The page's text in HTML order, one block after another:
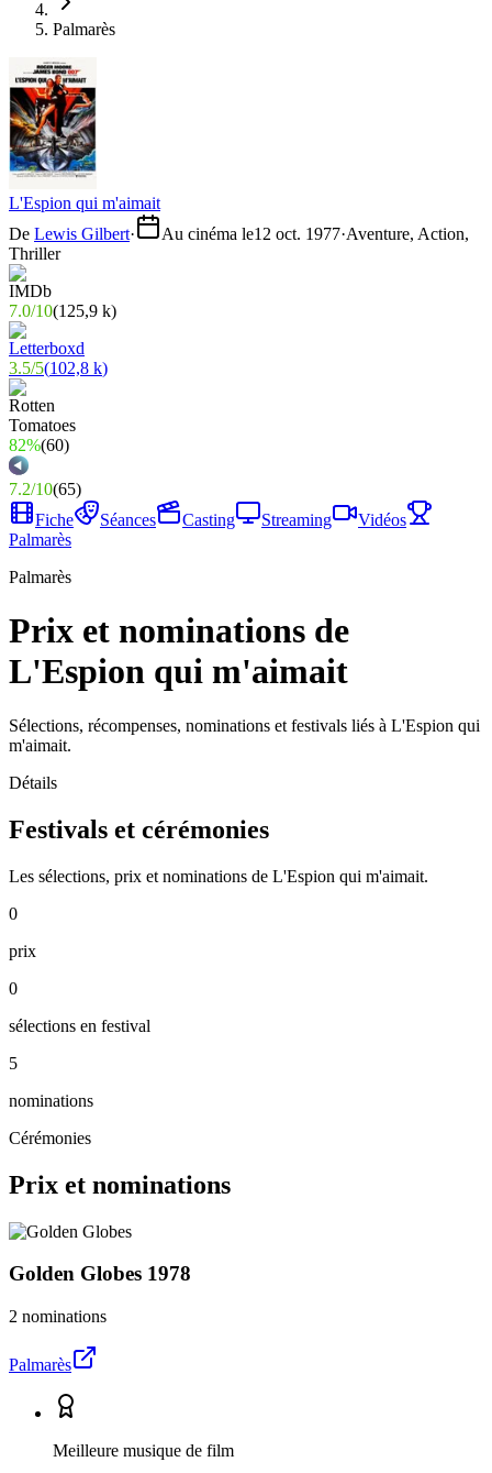
Palmarès
L'Espion qui m'aimait
De Lewis Gilbert· Au cinéma le12 oct. 1977·Aventure, Action,
Thriller
7.0/10(125,9 k)
3.5/5(102,8 k)
82%(60)
7.2/10(65)
Fiche
Séances Casting Streaming
Vidéos
Palmarès
Palmarès
Prix et nominations de
L'Espion qui m'aimait
Sélections, récompenses, nominations et festivals liés à L'Espion qui
m'aimait.
Détails
Festivals et cérémonies
Les sélections, prix et nominations de L'Espion qui m'aimait.
0
prix
0
sélections en festival
5
nominations
Cérémonies
Prix et nominations
Golden Globes 1978
2 nominations
Palmarès
Meilleure musique de film